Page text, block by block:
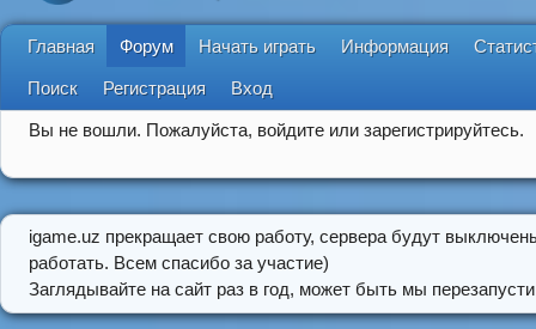
Главная Форум Начать играть Информация
Поиск Регистрация Вход
Вы не вошли. Пожалуйста, войдите или зарегистрируйтесь.
igame.uz прекращает свою работу, сервера будут
работать. Всем спасибо за участие)
Заглядывайте на сайт раз в год, может быть мы